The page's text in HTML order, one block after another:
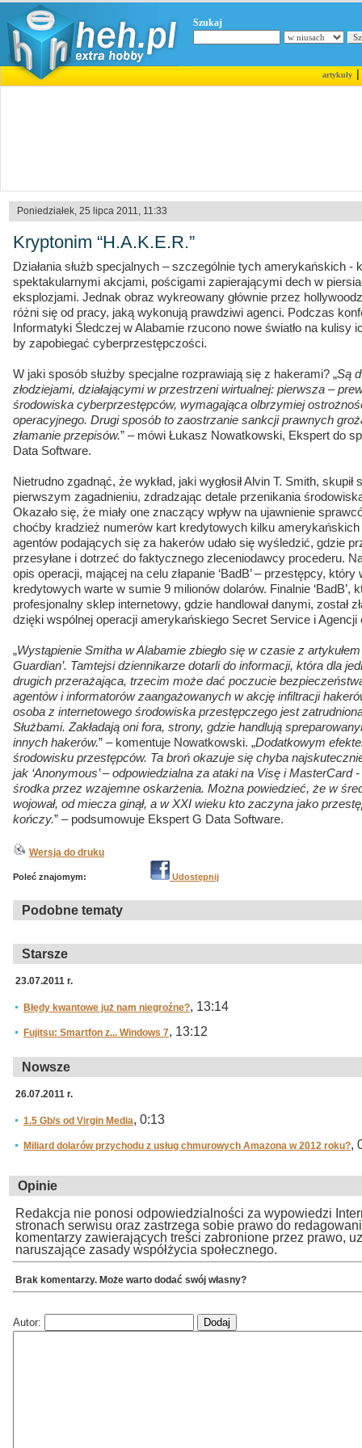
Szukaj
artykuły|
Poniedziałek, 25 lipca 2011, 11:33
Kryptonim “H.A.K.E.R.”
Działania służb specjalnych – szczególnie tych amerykańskich -
spektakularnymi akcjami, pościgami zapierającymi dech w
eksplozjami. Jednak obraz wykreowany głównie przez
różni się od pracy, jaką wykonują prawdziwi agenci. Podczas
Informatyki Śledczej w Alabamie rzucono nowe światło na kulisy
by zapobiegać cyberprzestępczości.
W jaki sposób służby specjalne rozprawiają się z hakerami? „Są
złodziejami, działającymi w przestrzeni wirtualnej: pierwsza –
środowiska cyberprzestępców, wymagająca olbrzymiej
operacyjnego. Drugi sposób to zaostrzanie sankcji prawnych
złamanie przepisów.” – mówi Łukasz Nowatkowski, Ekspert do
Data Software.
Nietrudno zgadnąć, że wykład, jaki wygłosił Alvin T. Smith,
pierwszym zagadnieniu, zdradzając detale przenikania
Okazało się, że miały one znaczący wpływ na ujawnienie
choćby kradzież numerów kart kredytowych kilku amerykańskich
agentów podających się za hakerów udało się wyśledzić, gdzie
przesyłane i dotrzeć do faktycznego zleceniodawcy procederu.
opis operacji, mającej na celu złapanie ‘BadB’ – przestępcy, który
kredytowych warte w sumie 9 milionów dolarów. Finalnie ‘BadB’,
profesjonalny sklep internetowy, gdzie handlował danymi, został
dzięki wspólnej operacji amerykańskiego Secret Service i Agencji
„Wystąpienie Smitha w Alabamie zbiegło się w czasie z
Guardian’. Tamtejsi dziennikarze dotarli do informacji, która dla
drugich przerażająca, trzecim może dać poczucie
agentów i informatorów zaangażowanych w akcję infiltracji
osoba z internetowego środowiska przestępczego jest
Służbami. Zakładają oni fora, strony, gdzie handlują
innych hakerów.” – komentuje Nowatkowski. „Dodatkowym
środowisku przestępców. Ta broń okazuje się chyba
jak ‘Anonymous’ – odpowiedzialna za ataki na Visę i MasterCard
środka przez wzajemne oskarżenia. Można powiedzieć, że w
wojował, od miecza ginął, a w XXI wieku kto zaczyna jako
kończy.” – podsumowuje Ekspert G Data Software.
Wersja do druku
Poleć znajomym: Udostępnij
Podobne tematy
Starsze
23.07.2011 r.
Błędy kwantowe już nam niegroźne?, 13:14
Fujitsu: Smartfon z... Windows 7, 13:12
Nowsze
26.07.2011 r.
1.5 Gb/s od Virgin Media, 0:13
Miliard dolarów przychodu z usług chmurowych Amazona w 2012 roku?,
Opinie
Redakcja nie ponosi odpowiedzialności za wypowiedzi
stronach serwisu oraz zastrzega sobie prawo do
komentarzy zawierających treści zabronione przez prawo,
naruszające zasady współżycia społecznego.
Brak komentarzy. Może warto dodać swój własny?
Autor: